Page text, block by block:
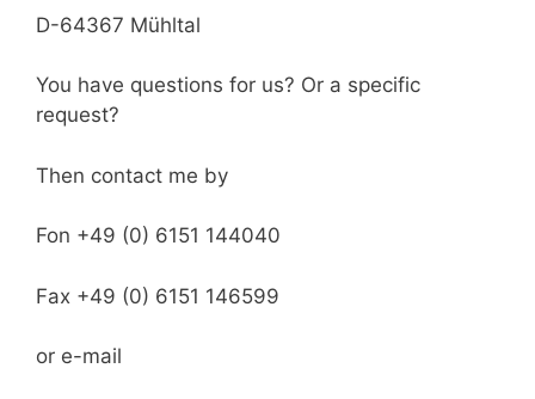
D-64367 Mühltal
You have questions for us? Or a specific
request?
Then contact me by
Fon +49 (0) 6151 144040
Fax +49 (0) 6151 146599
or e-mail